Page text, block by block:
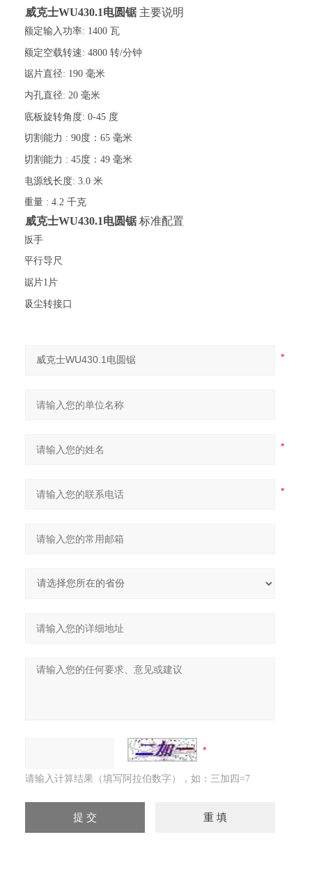
威克士WU430.1电圆锯 主要说明
额定输入功率: 1400 瓦
额定空载转速: 4800 转/分钟
锯片直径: 190 毫米
内孔直径: 20 毫米
底板旋转角度: 0-45 度
切割能力 : 90度：65 毫米
切割能力 : 45度：49 毫米
电源线长度: 3.0 米
重量 : 4.2 千克
威克士WU430.1电圆锯 标准配置
扳手
平行导尺
锯片1片
吸尘转接口
请输入计算结果（填写阿拉伯数字），如：三加四=7